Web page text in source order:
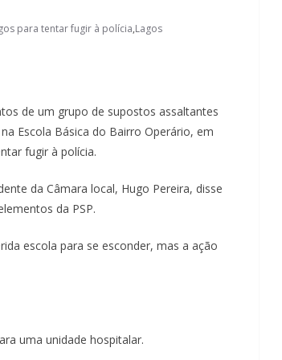
para tentar fugir à polícia,Lagos
de um grupo de supostos assaltantes
Escola Básica do Bairro Operário, em
fugir à polícia.
da Câmara local, Hugo Pereira, disse
da PSP.
escola para se esconder, mas a ação
uma unidade hospitalar.
Lagos – A quem pertence a parte superior da
sacristia da Igreja de Santa Maria?!…